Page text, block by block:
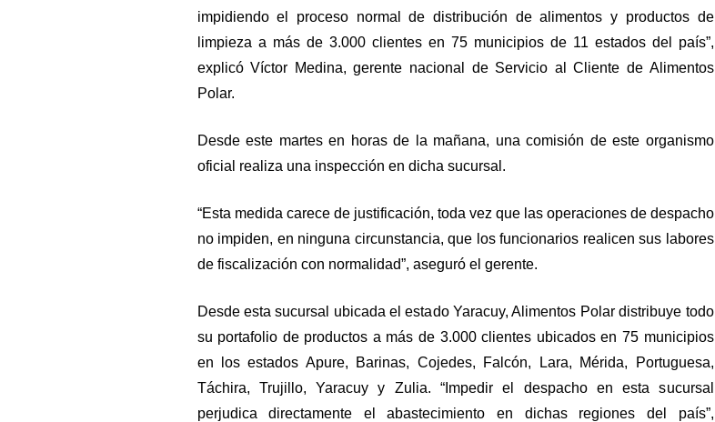
impidiendo el proceso normal de distribución de alimentos y productos de
limpieza a más de 3.000 clientes en 75 municipios de 11 estados del país”,
explicó Víctor Medina, gerente nacional de Servicio al Cliente de Alimentos
Polar.
Desde este martes en horas de la mañana, una comisión de este organismo
oficial realiza una inspección en dicha sucursal.
“Esta medida carece de justificación, toda vez que las operaciones de despacho
no impiden, en ninguna circunstancia, que los funcionarios realicen sus labores
de fiscalización con normalidad”, aseguró el gerente.
Desde esta sucursal ubicada el estado Yaracuy, Alimentos Polar distribuye todo
su portafolio de productos a más de 3.000 clientes ubicados en 75 municipios
en los estados Apure, Barinas, Cojedes, Falcón, Lara, Mérida, Portuguesa,
Táchira, Trujillo, Yaracuy y Zulia. “Impedir el despacho en esta sucursal
perjudica directamente el abastecimiento en dichas regiones del país”,